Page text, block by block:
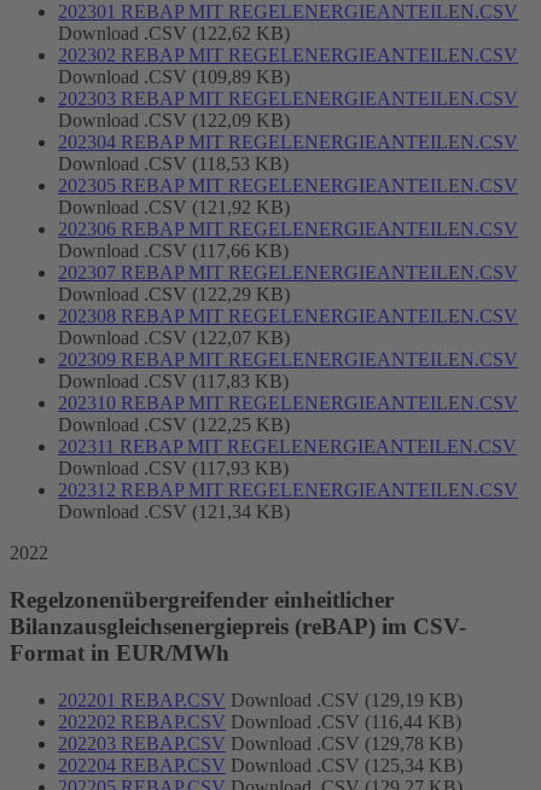
202301 REBAP MIT REGELENERGIEANTEILEN.CSV
Download .CSV (122,62 KB)
202302 REBAP MIT REGELENERGIEANTEILEN.CSV
Download .CSV (109,89 KB)
202303 REBAP MIT REGELENERGIEANTEILEN.CSV
Download .CSV (122,09 KB)
202304 REBAP MIT REGELENERGIEANTEILEN.CSV
Download .CSV (118,53 KB)
202305 REBAP MIT REGELENERGIEANTEILEN.CSV
Download .CSV (121,92 KB)
202306 REBAP MIT REGELENERGIEANTEILEN.CSV
Download .CSV (117,66 KB)
202307 REBAP MIT REGELENERGIEANTEILEN.CSV
Download .CSV (122,29 KB)
202308 REBAP MIT REGELENERGIEANTEILEN.CSV
Download .CSV (122,07 KB)
202309 REBAP MIT REGELENERGIEANTEILEN.CSV
Download .CSV (117,83 KB)
202310 REBAP MIT REGELENERGIEANTEILEN.CSV
Download .CSV (122,25 KB)
202311 REBAP MIT REGELENERGIEANTEILEN.CSV
Download .CSV (117,93 KB)
202312 REBAP MIT REGELENERGIEANTEILEN.CSV
Download .CSV (121,34 KB)
2022
Regelzonenübergreifender einheitlicher
Bilanzausgleichsenergiepreis (reBAP) im CSV-
Format in EUR/MWh
202201 REBAP.CSV Download .CSV (129,19 KB)
202202 REBAP.CSV Download .CSV (116,44 KB)
202203 REBAP.CSV Download .CSV (129,78 KB)
202204 REBAP.CSV Download .CSV (125,34 KB)